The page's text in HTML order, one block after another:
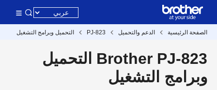
الصفحة الرئيسية الدعم والتحميل PJ-823 التحميل وبرامج التشغيل
Brother PJ-823 التحميل
وبرامج التشغيل